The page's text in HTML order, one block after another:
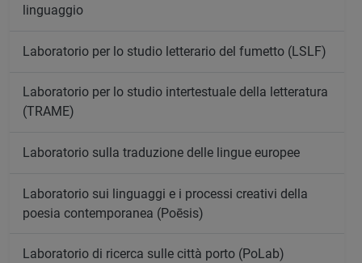
linguaggio
Laboratorio per lo studio letterario del fumetto (LSLF)
Laboratorio per lo studio intertestuale della letteratura
(TRAME)
Laboratorio sulla traduzione delle lingue europee
Laboratorio sui linguaggi e i processi creativi della
poesia contemporanea (Poēsis)
Laboratorio di ricerca sulle città porto (PoLab)